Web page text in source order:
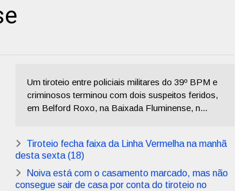
Um tiroteio entre policiais militares do 39º BPM e
criminosos terminou com dois suspeitos feridos,
em Belford Roxo, na Baixada Fluminense, n...
Tiroteio fecha faixa da Linha Vermelha na manhã
desta sexta (18)
Noiva está com o casamento marcado, mas não
consegue sair de casa por conta do tiroteio no